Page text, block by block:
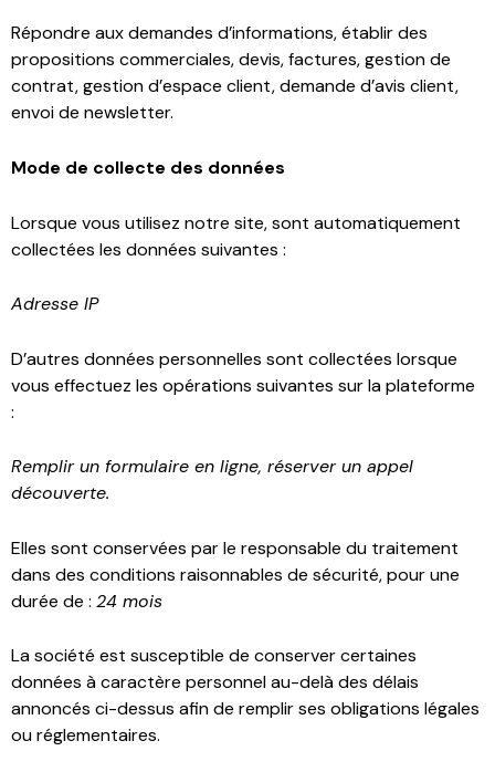
Répondre aux demandes d’informations, établir des
propositions commerciales, devis, factures, gestion de
contrat, gestion d’espace client, demande d’avis client,
envoi de newsletter.
Mode de collecte des données
Lorsque vous utilisez notre site, sont automatiquement
collectées les données suivantes :
Adresse IP
D’autres données personnelles sont collectées lorsque
vous effectuez les opérations suivantes sur la plateforme
:
Remplir un formulaire en ligne, réserver un appel
découverte.
Elles sont conservées par le responsable du traitement
dans des conditions raisonnables de sécurité, pour une
durée de : 24 mois
La société est susceptible de conserver certaines
données à caractère personnel au-delà des délais
annoncés ci-dessus afin de remplir ses obligations légales
ou réglementaires.